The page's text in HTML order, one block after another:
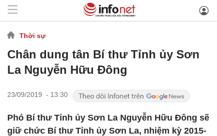
Thời sự
Chân dung tân Bí thư Tỉnh ủy Sơn
La Nguyễn Hữu Đông
23/09/2019 - 13:30
Phó Bí thư Tỉnh ủy Sơn La Nguyễn Hữu Đông sẽ
giữ chức Bí thư Tỉnh ủy Sơn La, nhiệm kỳ 2015-